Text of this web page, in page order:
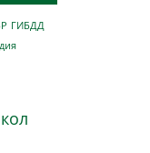
ГИБДД